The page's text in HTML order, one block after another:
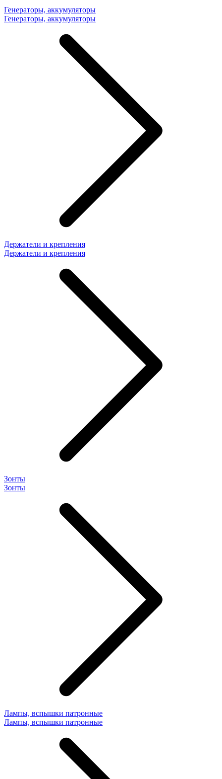
Генераторы, аккумуляторы
Генераторы, аккумуляторы
Держатели и крепления
Держатели и крепления
Зонты
Зонты
Лампы, вспышки патронные
Лампы, вспышки патронные